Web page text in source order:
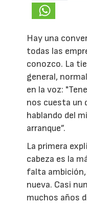
Hay una
todas las
conozco. La
general,
en la voz:
nos cuesta un
hablando del
arranque”.
La primera
cabeza es la
falta
nueva. Casi
muchos años